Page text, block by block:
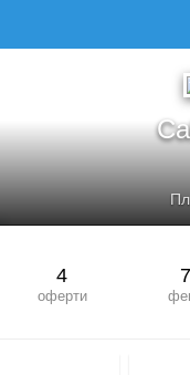
4
оферти
7